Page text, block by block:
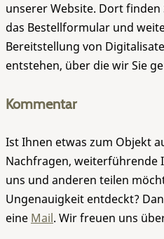
unserer Website. Dort finden
das Bestellformular und
Bereitstellung von
entstehen, über die wir Sie
Kommentar
Ist Ihnen etwas zum Objekt
Nachfragen, weiterführende
uns und anderen teilen
Ungenauigkeit entdeckt?
eine Mail. Wir freuen uns